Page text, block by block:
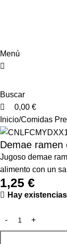
Menú
Buscar
0,00 €
Inicio Comidas
Demae ramen
Jugoso demae
alimento con un
1,25 €
Hay existencias